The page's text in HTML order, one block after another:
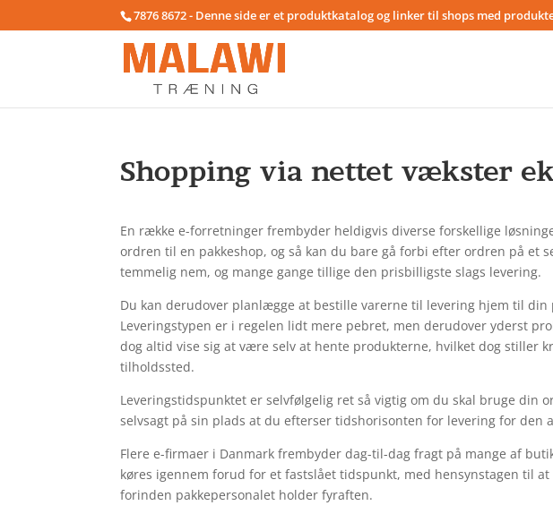
7876 8672 - Denne side er et produktkatalog og linker til shops med
Shopping via nettet vækster
En række e-forretninger frembyder heldigvis diverse forskellige
ordren til en pakkeshop, og så kan du bare gå forbi efter ordren på et
temmelig nem, og mange gange tillige den prisbilligste slags levering.
Du kan derudover planlægge at bestille varerne til levering hjem til
Leveringstypen er i regelen lidt mere pebret, men derudover yderst
dog altid vise sig at være selv at hente produkterne, hvilket dog stiller
tilholdssted.
Leveringstidspunktet er selvfølgelig ret så vigtig om du skal bruge din
selvsagt på sin plads at du efterser tidshorisonten for levering for den
Flere e-firmaer i Danmark frembyder dag-til-dag fragt på mange af
køres igennem forud for et fastslået tidspunkt, med hensynstagen til
forinden pakkepersonalet holder fyraften.